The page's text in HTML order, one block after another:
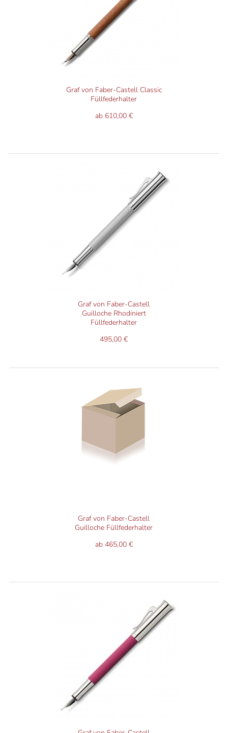
Graf von Faber-Castell Classic
Füllfederhalter
ab 610,00 €
Graf von Faber-Castell
Guilloche Rhodiniert
Füllfederhalter
495,00 €
Graf von Faber-Castell
Guilloche Füllfederhalter
ab 465,00 €